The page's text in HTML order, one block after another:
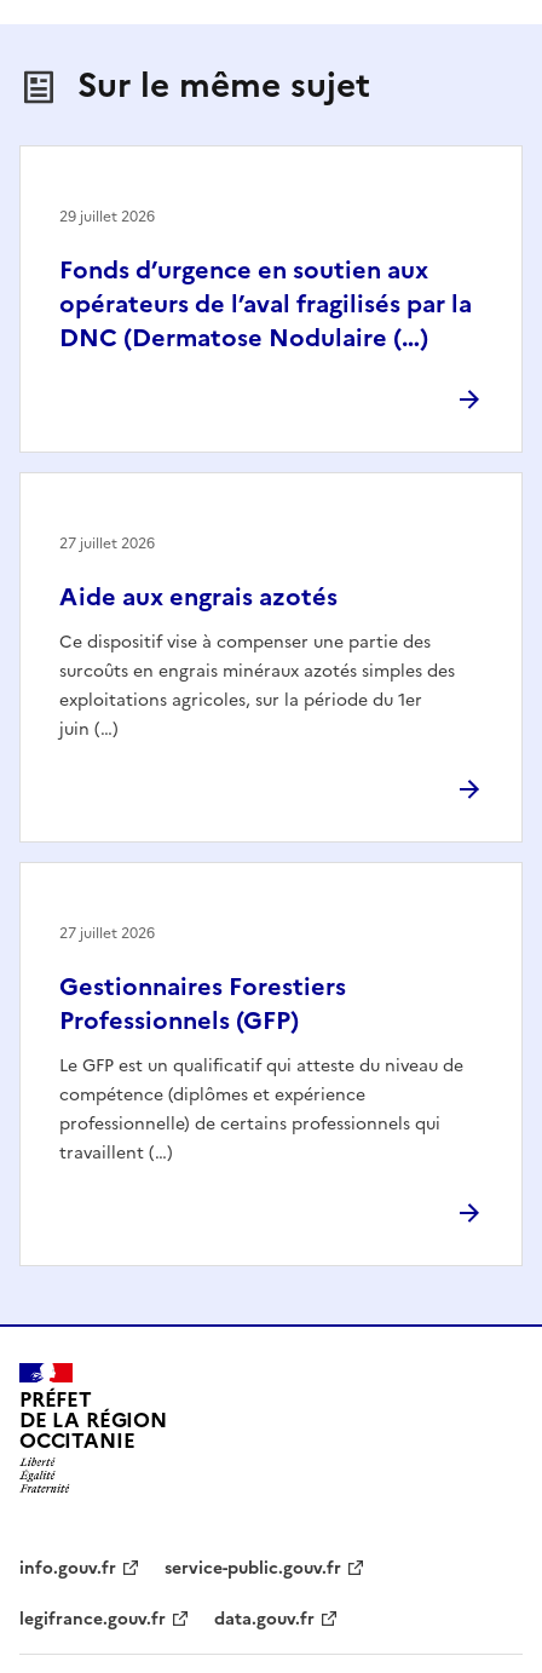
Sur le même sujet
Fonds d’urgence en soutien aux
opérateurs de l’aval fragilisés par la
DNC (Dermatose Nodulaire (…)
29 juillet 2026
Aide aux engrais azotés
Ce dispositif vise à compenser une partie des
surcoûts en engrais minéraux azotés simples des
exploitations agricoles, sur la période du 1er
juin (…)
27 juillet 2026
Gestionnaires Forestiers
Professionnels (GFP)
Le GFP est un qualificatif qui atteste du niveau de
compétence (diplômes et expérience
professionnelle) de certains professionnels qui
travaillent (…)
27 juillet 2026
PRÉFET
DE LA RÉGION
OCCITANIE
info.gouv.fr
service-public.gouv.fr
legifrance.gouv.fr
data.gouv.fr